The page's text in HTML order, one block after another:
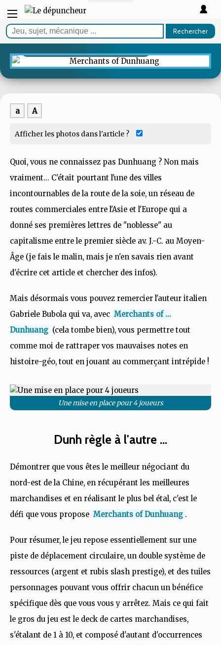
Rechercher
Merchants of Dunhuang
a A
Afficher les photos dans l'article ?
Quoi, vous ne connaissez pas Dunhuang ? Non mais
vraiment... C'était pourtant l'une des villes
incontournables de la route de la soie, un réseau de
routes commerciales entre l'Asie et l'Europe qui a
donné ses premières lettres de "noblesse" au
capitalisme entre le premier siècle av. J.-C. au Moyen-
Âge (je fais le malin, mais je n'en savais rien avant
d'écrire cet article et chercher des infos).
Mais désormais vous pouvez remercier l'auteur italien
Gabriele Bubola qui va, avec Merchants of ...
Dunhuang (cela tombe bien), vous permettre tout
comme moi de rattraper vos mauvaises notes en
histoire-géo, tout en jouant au commerçant intrépide !
Une mise en place pour 4 joueurs
Dunh règle à l'autre ...
Démontrer que vous êtes le meilleur négociant du
nord-est de la Chine, en récupérant les meilleures
marchandises et en réalisant le plus bel étal, c'est le
défi que vous propose Merchants of Dunhuang .
Pour résumer, le jeu repose essentiellement sur une
piste de déplacement circulaire, un double système de
ressources (argent et rubis slash prestige), et des tuiles
personnages pouvant vous offrir chacun un bénéfice
spécifique dès que vous vous y arrêtez. Mais ce qui fait
le gros du jeu est le deck de cartes marchandises,
s'étalant de 1 à 10, et composé d'autant d'occurrences